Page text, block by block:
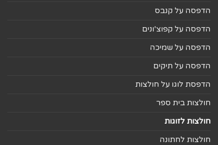
הדפסה על קנבס
הדפסה על קפוצ'ונים
הדפסה על שמיכה
הדפסה על תיקים
הדפסת לוגו על חולצות
חולצות בית ספר
חולצות לזוגות
חולצות לחתונה